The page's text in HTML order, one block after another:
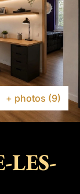
+ photos (9)
LES-